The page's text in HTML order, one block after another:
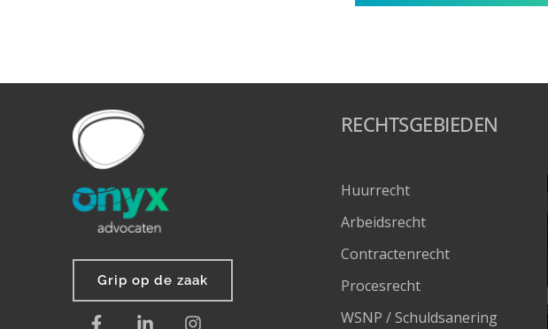
Grip op de zaak
RECHTSGEBIEDEN
Huurrecht
Arbeidsrecht
Contractenrecht
Procesrecht
WSNP / Schuldsanering